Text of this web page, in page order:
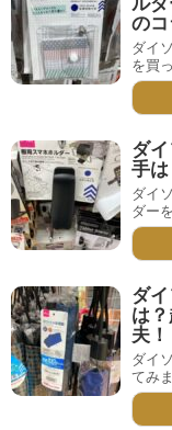
のコ
ダイ
を買
ダ
手は
ダイ
ダー
ダ
は
夫！
ダイ
てみ